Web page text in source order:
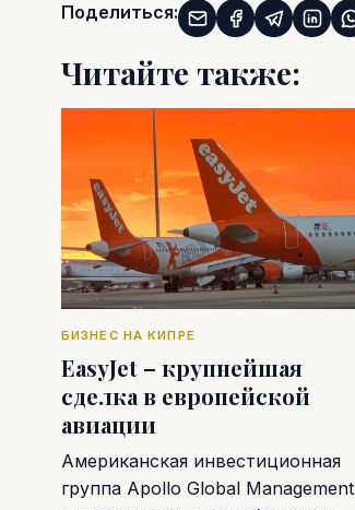
Поделиться:
Читайте также:
БИЗНЕС НА КИПРЕ
EasyJet – крупнейшая
сделка в европейской
авиации
Американская инвестиционная
группа Apollo Global Management